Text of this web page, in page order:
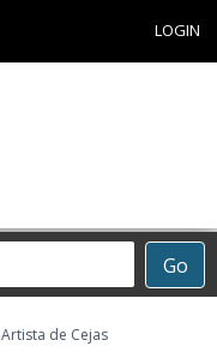
LOGIN
Go
Artista de Cejas